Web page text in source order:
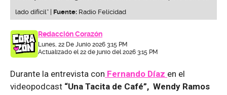
lado difícil” | Fuente: Radio Felicidad
Redacción Corazón
Lunes, 22 De Junio 2026 3:15 PM
Actualizado el 22 de junio del 2026 3:15 PM
Durante la entrevista con Fernando Díaz en el
videopodcast “Una Tacita de Café”, Wendy Ramos